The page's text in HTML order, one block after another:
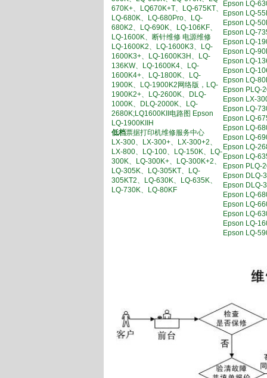
670K+、LQ670K+T、LQ-675KT、
LQ-680K、LQ-680Pro、LQ-
680K2、LQ-690K、LQ-106KF、
LQ-1600K、断针维修 电源维修
LQ-1600K2、LQ-1600K3、LQ-
1600K3+、LQ-1600K3H、LQ-
136KW、LQ-1600K4、LQ-
1600K4+、LQ-1800K、LQ-
1900K、LQ-1900K2网络版，LQ-
1900K2+、LQ-2600K、DLQ-
1000K、DLQ-2000K、LQ-
2680K;LQ1600KII电路图 Epson
LQ-1900KIIH
低档票据打印机维修服务中心
LX-300、LX-300+、LX-300+2、
LX-800、LQ-100、LQ-150K、LQ-
300K、LQ-300K+、LQ-300K+2、
LQ-305K、LQ-305KT、LQ-
305KT2、LQ-630K、LQ-635K、
LQ-730K、LQ-80KF
Epson LQ-
Epson LQ-
Epson LQ-
Epson LQ-
Epson LQ-
Epson LQ-
Epson LQ-
Epson LQ-
Epson LQ-
Epson PLQ-
Epson LX-
Epson LQ-
Epson LQ-
Epson LQ-
Epson LQ-
Epson LQ-
Epson LQ-
Epson PLQ-
Epson DLQ-
Epson DLQ-
Epson LQ-
Epson LQ-
Epson LQ-
Epson LQ-
Epson LQ-